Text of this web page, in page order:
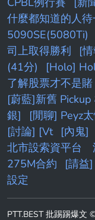
什麼都知道的人待
5090SE(5080Ti)
司上取得勝利
[
(41分)
[Holo]
了解股票才不是賭
[蔚藍]新舊
銀]
[閒聊] Peyz
[討論] [Vt
[內鬼]
北市設索資平台
275M合約
[請益]
設定
PTT.BEST 批踢踢爆文